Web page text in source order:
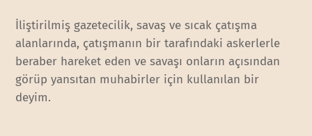
İliştirilmiş gazetecilik, savaş ve sıcak çatışma
alanlarında, çatışmanın bir tarafındaki askerlerle
beraber hareket eden ve savaşı onların açısından
görüp yansıtan muhabirler için kullanılan bir
deyim.